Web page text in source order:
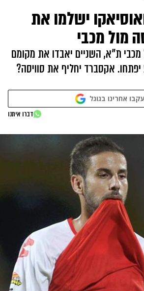
ישלמו את
מול מכבי
ה-5:0 מול מכבי ת"א, השניים יאבדו את מקומם
עקבו אחרינו בגוגל
דברו איתנו